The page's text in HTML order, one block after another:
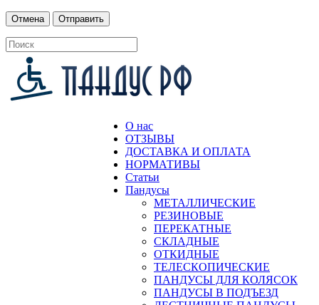
О нас
ОТЗЫВЫ
ДОСТАВКА И ОПЛАТА
НОРМАТИВЫ
Статьи
Пандусы
МЕТАЛЛИЧЕСКИЕ
РЕЗИНОВЫЕ
ПЕРЕКАТНЫЕ
СКЛАДНЫЕ
ОТКИДНЫЕ
ТЕЛЕСКОПИЧЕСКИЕ
ПАНДУСЫ ДЛЯ КОЛЯСОК
ПАНДУСЫ В ПОДЪЕЗД